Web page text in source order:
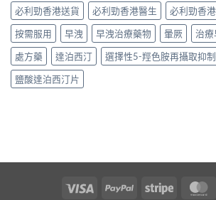
必利勁香港送貨
必利勁香港醫生
必利勁香
按需服用
早洩 早洩治療藥物 暈厥 治療
處方藥
達泊西汀 選擇性5-羥色胺再攝取抑
鹽酸達泊西汀片
Visa PayPal Stripe